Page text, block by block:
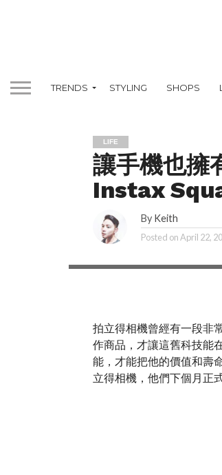
TRENDS STYLING SHOPS
LIFE
讓手機也擁
Instax
By Keith
Posted onApril 22,
不只Polaroid推出擁有數
面世的Instax Sqaure
拍立得相機曾經有一段非
作商品，才讓這舊科技能
能，才能把他的價值和壽
立得相機，他們下個月正